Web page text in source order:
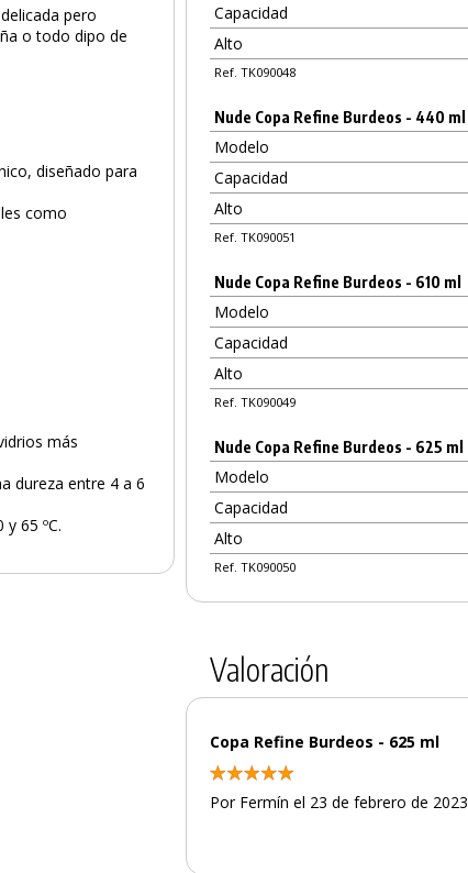
PRODUCTO AÑADIDO AL CARRITO
pero
o todo dipo de
diseñado para
como
más
dureza entre 4 a 6
65 ºC.
Capacidad
Alto
Ref. TK090048
Nude Copa Refine Burdeos - 440 ml
Modelo
Capacidad
Alto
Ref. TK090051
Nude Copa Refine Burdeos - 610 ml
Modelo
Capacidad
Alto
Ref. TK090049
Nude Copa Refine Burdeos - 625 ml
Modelo
Capacidad
Alto
Ref. TK090050
Valoración
Copa Refine Burdeos - 625 ml
Por Fermín el 23 de febrero de 2023